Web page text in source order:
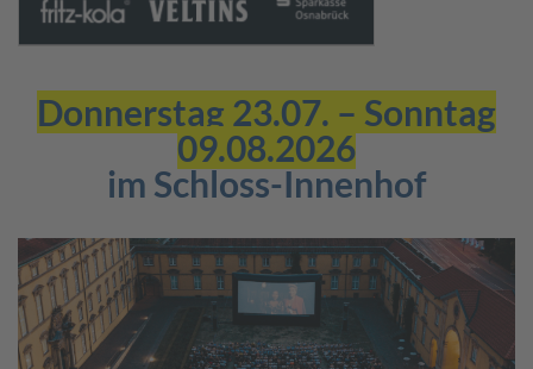
Donnerstag 23.07. – Sonntag
09.08.2026
im Schloss-Innenhof